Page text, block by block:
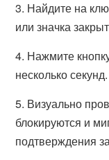
3. Найдите на
или значка
4. Нажмите
несколько секунд.
5. Визуально
блокируются и
подтверждения